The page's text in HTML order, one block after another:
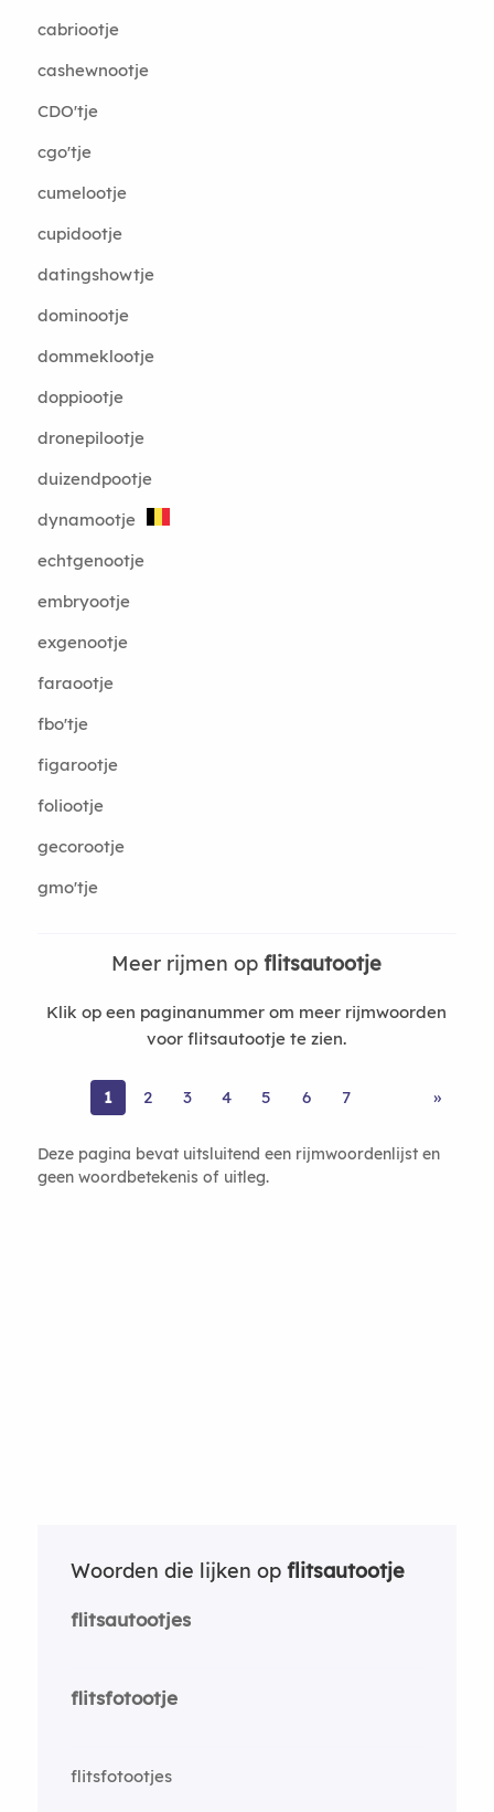
cabriootje
cashewnootje
CDO'tje
cgo'tje
cumelootje
cupidootje
datingshowtje
dominootje
dommeklootje
doppiootje
dronepilootje
duizendpootje
dynamootje
echtgenootje
embryootje
exgenootje
faraootje
fbo'tje
figarootje
foliootje
gecorootje
gmo'tje
Meer rijmen opflitsautootje
Klik op een paginanummer om meer rijmwoorden
voor flitsautootje te zien.
1 2 3 4 5 6 7 »
Deze pagina bevat uitsluitend een rijmwoordenlijst en
geen woordbetekenis of uitleg.
Woorden die lijken op flitsautootje
flitsautootjes
flitsfotootje
flitsfotootjes